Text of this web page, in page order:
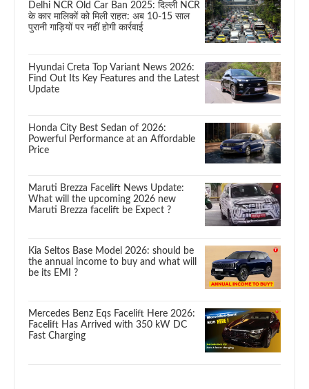
Delhi NCR Old Car Ban 2025: दिल्ली NCR
के कार मालिकों को मिली राहत: अब 10-15 साल
पुरानी गाड़ियों पर नहीं होगी कार्रवाई
Hyundai Creta Top Variant News 2026:
Find Out Its Key Features and the Latest
Update
Honda City Best Sedan of 2026:
Powerful Performance at an Affordable
Price
Maruti Brezza Facelift News Update:
What will the upcoming 2026 new
Maruti Brezza facelift be Expect ?
Kia Seltos Base Model 2026: should be
the annual income to buy and what will
be its EMI ?
Mercedes Benz Eqs Facelift Here 2026:
Facelift Has Arrived with 350 kW DC
Fast Charging